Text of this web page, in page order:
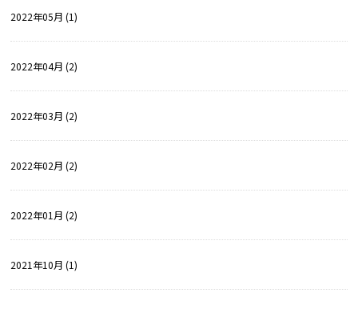
2022年05月 (1)
2022年04月 (2)
2022年03月 (2)
2022年02月 (2)
2022年01月 (2)
2021年10月 (1)